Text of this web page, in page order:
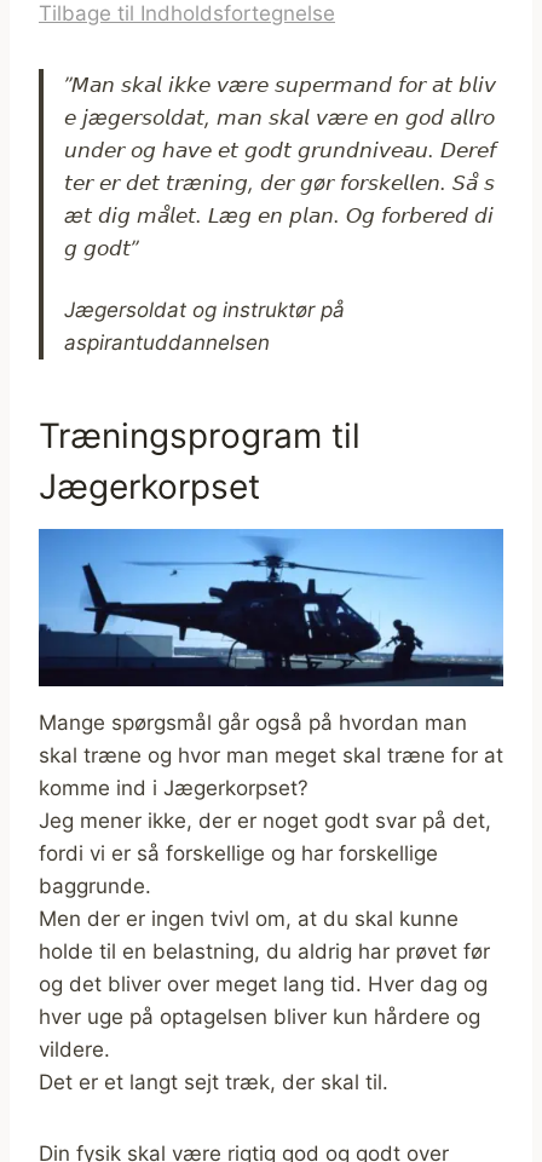
Tilbage til Indholdsfortegnelse
”𝘔𝘢𝘯 𝘴𝘬𝘢𝘭 𝘪𝘬𝘬𝘦 𝘷æ𝘳𝘦 𝘴𝘶𝘱𝘦𝘳𝘮𝘢𝘯𝘥 𝘧𝘰𝘳 𝘢𝘵 𝘣𝘭𝘪𝘷
𝘦 𝘫æ𝘨𝘦𝘳𝘴𝘰𝘭𝘥𝘢𝘵, 𝘮𝘢𝘯 𝘴𝘬𝘢𝘭 𝘷æ𝘳𝘦 𝘦𝘯 𝘨𝘰𝘥 𝘢𝘭𝘭𝘳𝘰
𝘶𝘯𝘥𝘦𝘳 𝘰𝘨 𝘩𝘢𝘷𝘦 𝘦𝘵 𝘨𝘰𝘥𝘵 𝘨𝘳𝘶𝘯𝘥𝘯𝘪𝘷𝘦𝘢𝘶. 𝘋𝘦𝘳𝘦𝘧
𝘵𝘦𝘳 𝘦𝘳 𝘥𝘦𝘵 𝘵𝘳æ𝘯𝘪𝘯𝘨, 𝘥𝘦𝘳 𝘨ø𝘳 𝘧𝘰𝘳𝘴𝘬𝘦𝘭𝘭𝘦𝘯. 𝘚𝘢̊ 𝘴
æ𝘵 𝘥𝘪𝘨 𝘮𝘢̊𝘭𝘦𝘵. 𝘓æ𝘨 𝘦𝘯 𝘱𝘭𝘢𝘯. 𝘖𝘨 𝘧𝘰𝘳𝘣𝘦𝘳𝘦𝘥 𝘥𝘪
𝘨 𝘨𝘰𝘥𝘵”
Jægersoldat og instruktør på
aspirantuddannelsen
Træningsprogram til
Jægerkorpset
Mange spørgsmål går også på hvordan man
skal træne og hvor man meget skal træne for at
komme ind i Jægerkorpset?
Jeg mener ikke, der er noget godt svar på det,
fordi vi er så forskellige og har forskellige
baggrunde.
Men der er ingen tvivl om, at du skal kunne
holde til en belastning, du aldrig har prøvet før
og det bliver over meget lang tid. Hver dag og
hver uge på optagelsen bliver kun hårdere og
vildere.
Det er et langt sejt træk, der skal til.
Din fysik skal være rigtig god og godt over